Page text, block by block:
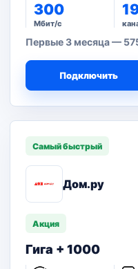
300
Мбит/с
Первые 3 месяца —
Подключить
Самый быстрый
Дом.ру
Акция
Гига + 1000